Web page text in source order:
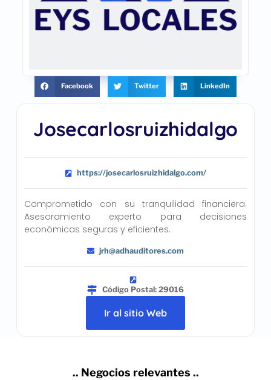
Josecarlosruizhidalgo
https://josecarlosruizhidalgo.com/
Comprometido con su tranquilidad financiera.
Asesoramiento experto para decisiones
económicas seguras y eficientes.
jrh@adhauditores.com
Código Postal: 29016
Ir al sitio Web
Facebook Twitter LinkedIn
.. Negocios relevantes ..